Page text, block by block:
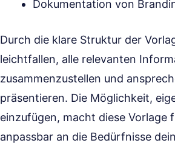
Dokumentation von
Durch die klare Struktur der
leichtfallen, alle relevanten
zusammenzustellen und
präsentieren. Die Möglichkeit,
einzufügen, macht diese Vorlage
anpassbar an die Bedürfnisse